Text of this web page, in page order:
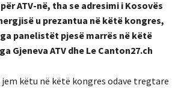
ATV-në, tha se adresimi i Kosovës
u prezantua në këtë kongres,
panelistët pjesë marrës në këtë
Gjeneva ATV dhe Le Canton27.ch
jem këtu në këtë kongres odave tregtare